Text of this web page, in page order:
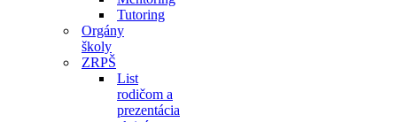
Tutoring
Orgány
školy
ZRPŠ
List
rodičom a
prezentácia